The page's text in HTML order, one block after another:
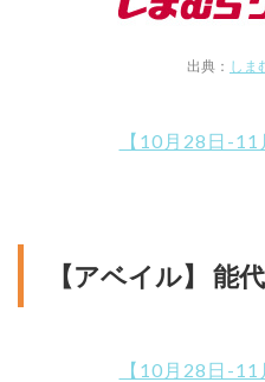
出典： しま
【10月28日-11
【アベイル】 能
【10月28日-11